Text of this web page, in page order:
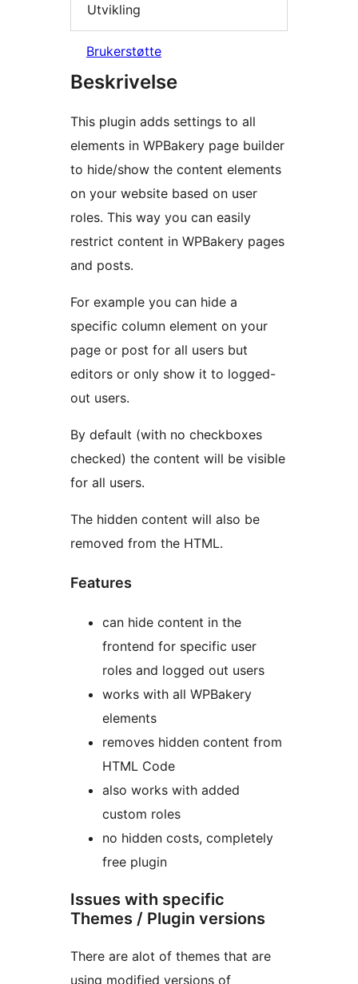
Utvikling
Brukerstøtte
Beskrivelse
This plugin adds settings to all
elements in WPBakery page builder
to hide/show the content elements
on your website based on user
roles. This way you can easily
restrict content in WPBakery pages
and posts.
For example you can hide a
specific column element on your
page or post for all users but
editors or only show it to logged-
out users.
By default (with no checkboxes
checked) the content will be visible
for all users.
The hidden content will also be
removed from the HTML.
Features
can hide content in the
frontend for specific user
roles and logged out users
works with all WPBakery
elements
removes hidden content from
HTML Code
also works with added
custom roles
no hidden costs, completely
free plugin
Issues with specific
Themes / Plugin versions
There are alot of themes that are
using modified versions of